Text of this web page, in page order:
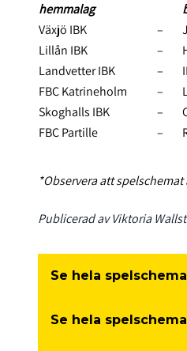
hemmalag
Växjö IBK
–
Lillån IBK
–
Landvetter IBK
–
FBC Katrineholm
–
Skoghalls IBK
–
FBC Partille
–
*Observera att
Publicerad av Viktoria
Se hela
Se hela